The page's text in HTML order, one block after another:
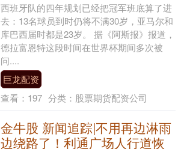
西班牙队的四年规划已经把冠军班底算了进
去：13名球员到时仍将不满30岁，亚马尔和
库巴西届时都是23岁。 据《阿斯报》报道，
德拉富恩特这段时间在世界杯期间多次被
问....
巨龙配资
查看： 197 分类： 股票期货配资公司
金牛股 新闻追踪|不用再边淋雨
边绕路了！利通广场人行道恢